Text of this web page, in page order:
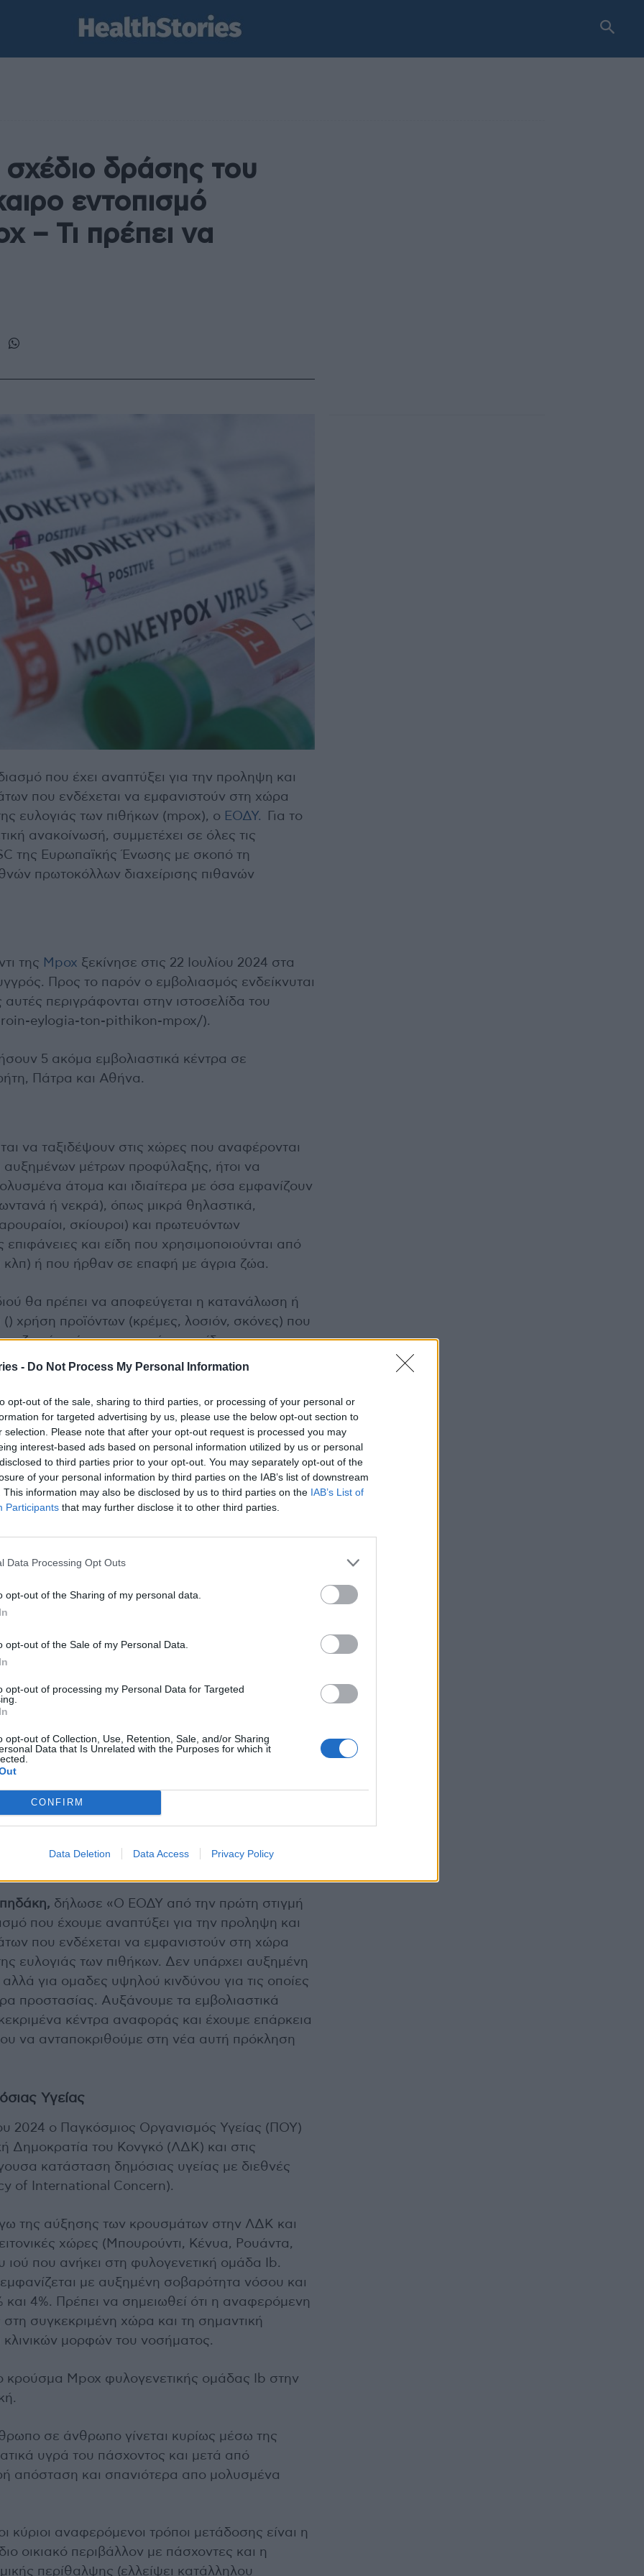
- Do Not Process My Personal Information
opt-out of the sale, sharing to third parties, or processing of your personal or
for targeted advertising by us, please use the below opt-out section to
selection. Please note that after your opt-out request is processed you may
interest-based ads based on personal information utilized by us or personal
to third parties prior to your opt-out. You may separately opt-out of the
of your personal information by third parties on the IAB’s list of downstream
This information may also be disclosed by us to third parties on the IAB’s List of
Participants that may further disclose it to other third parties.
Data Processing Opt Outs
opt-out of the Sharing of my personal data.
opt-out of the Sale of my Personal Data.
opt-out of processing my Personal Data for Targeted
opt-out of Collection, Use, Retention, Sale, and/or Sharing
Data that Is Unrelated with the Purposes for which it
CONFIRM
Data Deletion Data Access Privacy Policy
σχέδιο δράσης του
εντοπισμό
– Τι πρέπει να
που έχει αναπτύξει για την προληψη και
που ενδέχεται να εμφανιστούν στη χώρα
ευλογιάς των πιθήκων (mpox), ο ΕΟΔΥ.
Για το
ανακοίνωσή, συμμετέχει σε όλες τις
της Ευρωπαϊκής Ένωσης με σκοπό τη
πρωτοκόλλων διαχείρισης πιθανών
της Μpox ξεκίνησε στις 22 Ιουλίου 2024 στα
Προς το παρόν ο εμβολιασμός ενδείκνυται
περιγράφονται στην ιστοσελίδα του
eylogia-ton-pithikon-mpox/).
5 ακόμα εμβολιαστικά κέντρα σε
Πάτρα και Αθήνα.
να ταξιδέψουν στις χώρες που αναφέρονται
μέτρων προφύλαξης, ήτοι να
άτομα και ιδιαίτερα με όσα εμφανίζουν
ή νεκρά), όπως μικρά θηλαστικά,
σκίουροι) και πρωτευόντων
και είδη που χρησιμοποιούνται από
κλπ) ή που ήρθαν σε επαφή με άγρια ζώα.
θα πρέπει να αποφεύγεται η κατανάλωση ή
χρήση προϊόντων (κρέμες, λοσιόν, σκόνες) που
άμεσα ιατρική φροντίδα σε
εξανθήματος (βλάβες σε οποιοδήποτε
και ρίγη. Αν τα συμπτώματα εμφανιστούν
ενημερώνεται ο γιατρός ή ο πάροχος
το ταξίδι κατά τη διάρκεια των τελευταίων 21
ισχύουν και για εργαζόμενους στις χώρες
πλοία τους προσεγγίζουν λιμάνια των
με τα μέτρα προφύλαξης καθώς και το τι
να επικοινωνήσετε με τον ΕΟΔΥ στην
το 24ωρο.
στις πύλες εισόδου μεταναστών από τις
αναγνώριση πιθανών κρουσμάτων και τη
λήψη μέτρων δημόσιας υγείας.
ως χαμηλός για μετάδοση του νοσήματος
του κοινού, σε ευαισθητοποίηση του
διάγνωση και ενημέρωση των αρχών δημόσιας
εργαστηρίων (ΚΕΔΥ, ΠΕΔΥ Κρήτης, ΑΠΘ) για τη
το οποίο θα ενισχυθεί όταν κριθεί
τον γενικό πληθυσμό
δήλωσε «Ο ΕΟΔΥ από την πρώτη στιγμή
που έχουμε αναπτύξει για την προληψη και
που ενδέχεται να εμφανιστούν στη χώρα
ευλογιάς των πιθήκων. Δεν υπάρχει αυξημένη
για ομαδες υψηλού κινδύνου για τις οποίες
προστασίας. Αυξάνουμε τα εμβολιαστικά
κέντρα αναφοράς και έχουμε επάρκεια
να ανταποκριθούμε στη νέα αυτή πρόκληση
Υγείας
2024 ο Παγκόσμιος Οργανισμός Υγείας (ΠΟΥ)
Δημοκρατία του Κονγκό (ΛΔΚ) και στις
κατάσταση δημόσιας υγείας με διεθνές
of International Concern).
της αύξησης των κρουσμάτων στην ΛΔΚ και
χώρες (Μπουρούντι, Κένυα, Ρουάντα,
που ανήκει στη φυλογενετική ομάδα Ιb.
με αυξημένη σοβαρότητα νόσου και
4%. Πρέπει να σημειωθεί ότι η αναφερόμενη
συγκεκριμένη χώρα και τη σημαντική
μορφών του νοσήματος.
Mpox φυλογενετικής ομάδας Ιb στην
σε άνθρωπο γίνεται κυρίως μέσω της
υγρά του πάσχοντος και μετά από
απόσταση και σπανιότερα απο μολυσμένα
κύριοι αναφερόμενοι τρόποι μετάδοσης είναι η
οικιακό περιβάλλον με πάσχοντες και η
περίθαλψης (ελλείψει κατάλληλου